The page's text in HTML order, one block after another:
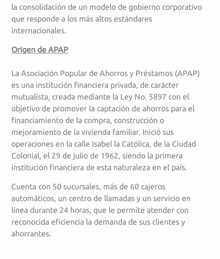
la consolidación de un modelo de gobierno corporativo
que responde a los más altos estándares
internacionales.
Origen de APAP
La Asociación Popular de Ahorros y Préstamos (APAP)
es una institución financiera privada, de carácter
mutualista, creada mediante la Ley No. 5897 con el
objetivo de promover la captación de ahorros para el
financiamiento de la compra, construcción o
mejoramiento de la vivienda familiar. Inició sus
operaciones en la calle Isabel la Católica, de la Ciudad
Colonial, el 29 de julio de 1962, siendo la primera
institución financiera de esta naturaleza en el país.
Cuenta con 50 sucursales, más de 60 cajeros
automáticos, un centro de llamadas y un servicio en
línea durante 24 horas, que le permite atender con
reconocida eficiencia la demanda de sus clientes y
ahorrantes.